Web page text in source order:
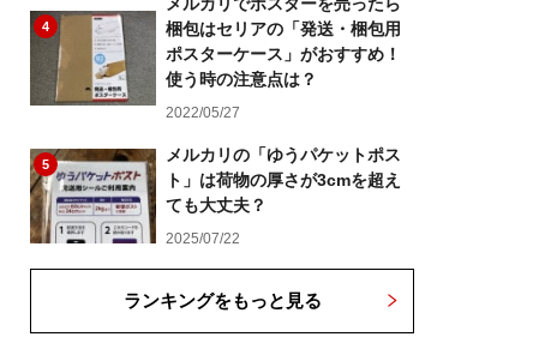
4
梱包はセリアの「発送・梱包用
ポスターケース」がおすすめ！
使う時の注意点は？
2022/05/27
5
メルカリの「ゆうパケットポス
ト」は荷物の厚さが3cmを超え
ても大丈夫？
2025/07/22
ランキングをもっと見る